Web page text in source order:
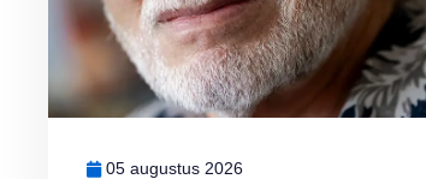
05 augustus 2026